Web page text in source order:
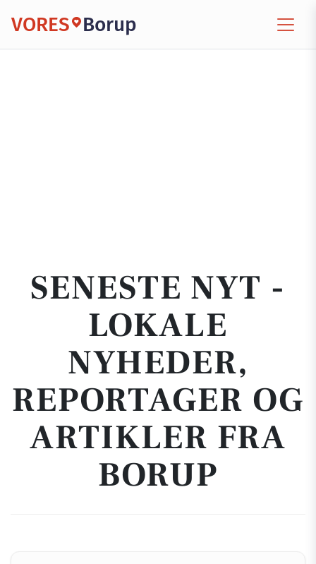
VORES Borup
SENESTE NYT -
LOKALE
NYHEDER,
REPORTAGER OG
ARTIKLER FRA
BORUP